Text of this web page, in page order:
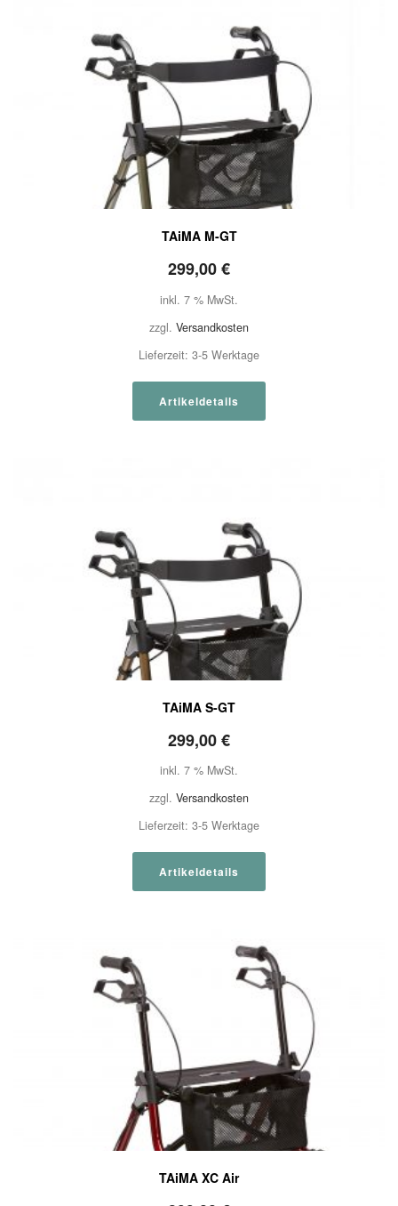
TAiMA M-GT
299,00€
inkl. 7 % MwSt.
zzgl. Versandkosten
Lieferzeit: 3-5 Werktage
Artikeldetails
TAiMA S-GT
299,00€
inkl. 7 % MwSt.
zzgl. Versandkosten
Lieferzeit: 3-5 Werktage
Artikeldetails
TAiMA XC Air